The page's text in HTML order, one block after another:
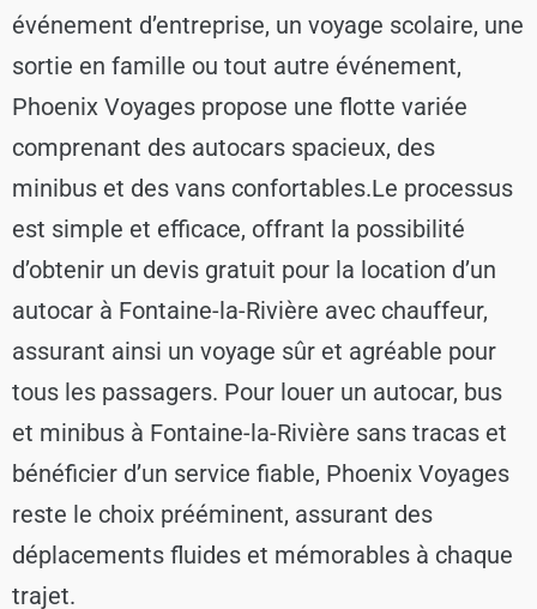
événement d’entreprise, un voyage scolaire, une
sortie en famille ou tout autre événement,
Phoenix Voyages propose une flotte variée
comprenant des autocars spacieux, des
minibus et des vans confortables.Le processus
est simple et efficace, offrant la possibilité
d’obtenir un devis gratuit pour la location d’un
autocar à Fontaine-la-Rivière avec chauffeur,
assurant ainsi un voyage sûr et agréable pour
tous les passagers. Pour louer un autocar, bus
et minibus à Fontaine-la-Rivière sans tracas et
bénéficier d’un service fiable, Phoenix Voyages
reste le choix prééminent, assurant des
déplacements fluides et mémorables à chaque
trajet.